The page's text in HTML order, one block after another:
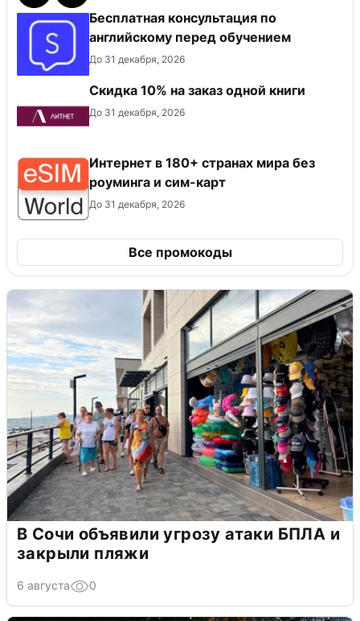
Бесплатная консультация по
английскому перед обучением
До 31 декабря, 2026
Скидка 10% на заказ одной книги
До 31 декабря, 2026
Интернет в 180+ странах мира без
роуминга и сим-карт
До 31 декабря, 2026
Все промокоды
В Сочи объявили угрозу атаки БПЛА и
закрыли пляжи
6 августа 0